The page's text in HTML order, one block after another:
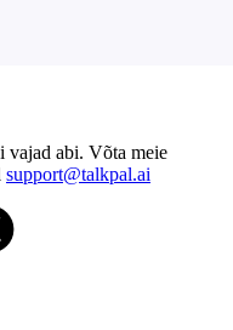
vajad abi. Võta meie
support@talkpal.ai